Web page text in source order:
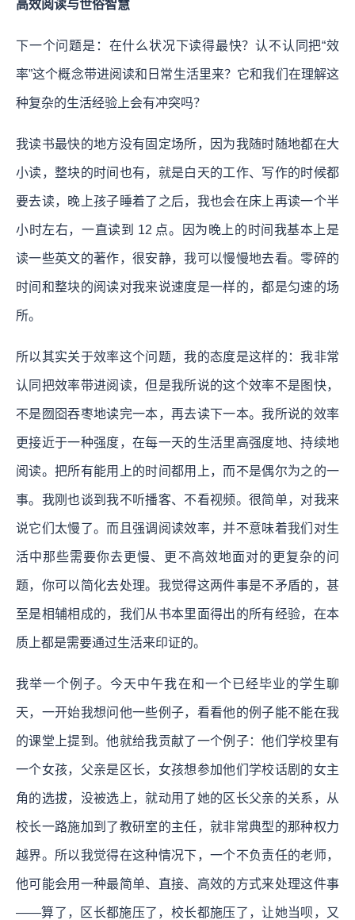
高效阅读与世俗智慧
下一个问题是：在什么状况下读得最快？认不认同把“效
率”这个概念带进阅读和日常生活里来？它和我们在理解这
种复杂的生活经验上会有冲突吗？
我读书最快的地方没有固定场所，因为我随时随地都在大
小读，整块的时间也有，就是白天的工作、写作的时候都
要去读，晚上孩子睡着了之后，我也会在床上再读一个半
小时左右，一直读到 12 点。因为晚上的时间我基本上是
读一些英文的著作，很安静，我可以慢慢地去看。零碎的
时间和整块的阅读对我来说速度是一样的，都是匀速的场
所。
所以其实关于效率这个问题，我的态度是这样的：我非常
认同把效率带进阅读，但是我所说的这个效率不是图快，
不是囫囵吞枣地读完一本，再去读下一本。我所说的效率
更接近于一种强度，在每一天的生活里高强度地、持续地
阅读。把所有能用上的时间都用上，而不是偶尔为之的一
事。我刚也谈到我不听播客、不看视频。很简单，对我来
说它们太慢了。而且强调阅读效率，并不意味着我们对生
活中那些需要你去更慢、更不高效地面对的更复杂的问
题，你可以简化去处理。我觉得这两件事是不矛盾的，甚
至是相辅相成的，我们从书本里面得出的所有经验，在本
质上都是需要通过生活来印证的。
我举一个例子。今天中午我在和一个已经毕业的学生聊
天，一开始我想问他一些例子，看看他的例子能不能在我
的课堂上提到。他就给我贡献了一个例子：他们学校里有
一个女孩，父亲是区长，女孩想参加他们学校话剧的女主
角的选拔，没被选上，就动用了她的区长父亲的关系，从
校长一路施加到了教研室的主任，就非常典型的那种权力
越界。所以我觉得在这种情况下，一个不负责任的老师，
他可能会用一种最简单、直接、高效的方式来处理这件事
——算了，区长都施压了，校长都施压了，让她当呗，又